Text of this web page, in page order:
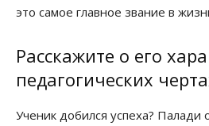
это самое главное звание в
Расскажите о его
педагогических
Ученик добился успеха? Палади